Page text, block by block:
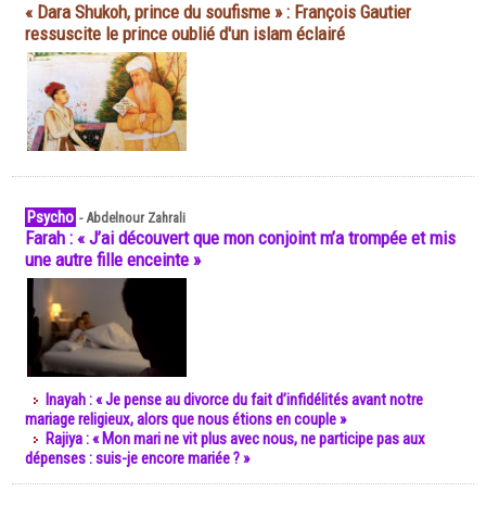
« Dara Shukoh, prince du soufisme » : François Gautier
ressuscite le prince oublié d'un islam éclairé
Psycho -Abdelnour Zahrali
Farah : « J’ai découvert que mon conjoint m’a trompée et mis
une autre fille enceinte »
Inayah : « Je pense au divorce du fait d’infidélités avant notre
mariage religieux, alors que nous étions en couple »
Rajiya : « Mon mari ne vit plus avec nous, ne participe pas aux
dépenses : suis-je encore mariée ? »